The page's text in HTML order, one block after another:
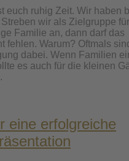
euch ruhig Zeit. Wir haben
Streben wir als Zielgruppe
Familie an, dann darf das
fehlen. Warum? Oftmals
dabei. Wenn Familien
es auch für die kleinen
eine erfolgreiche